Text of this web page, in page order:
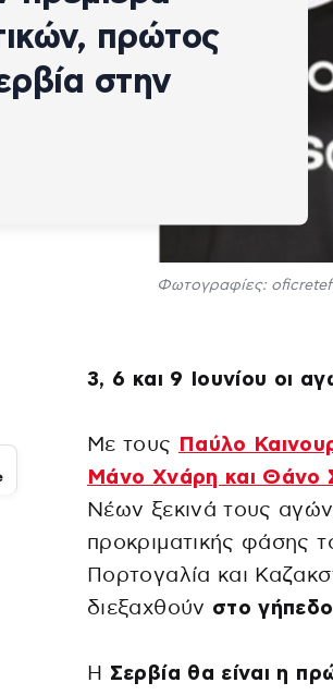
πρώτος
στην
Φωτογραφίες:
3, 6 και 9 Ιουνίου οι
Με τους
Παύλο
Μάνο Χνάρη και Θάνο
Νέων ξεκινά τους
προκριματικής φάσης
Πορτογαλία και
διεξαχθούν στο
Η Σερβία θα είναι η